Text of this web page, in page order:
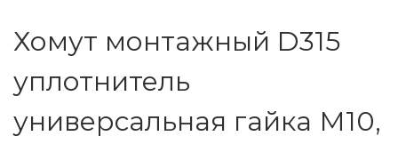
Хомут монтажный D315
уплотнитель
универсальная гайка М10,